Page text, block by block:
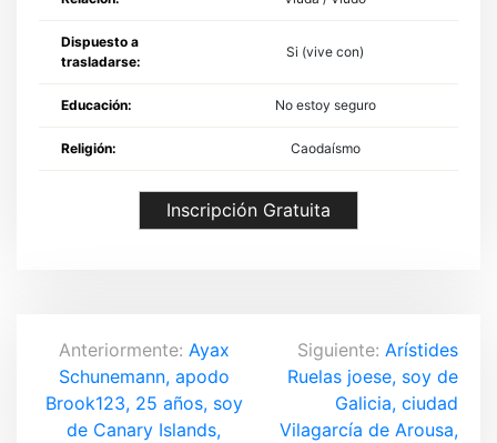
Dispuesto a
trasladarse:
Si (vive con)
Educación: No estoy seguro
Religión: Caodaísmo
Inscripción Gratuita
N
a
Anteriormente: Ayax
Schunemann, apodo
Brook123, 25 años, soy
de Canary Islands,
Siguiente: Arístides
Ruelas joese, soy de
Galicia, ciudad
Vilagarcía de Arousa,